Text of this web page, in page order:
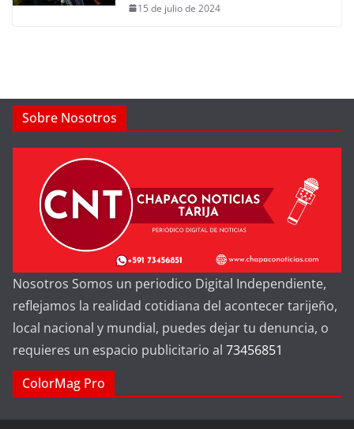
15 de julio de 2024
Sobre Nosotros
Nosotros Somos un periodico Digital Independiente,
reflejamos la realidad cotidiana del acontecer tarijeño,
local nacional y mundial, puedes dejar tu denuncia, o
requieres un espacio publicitario al 73456851
ColorMag Pro